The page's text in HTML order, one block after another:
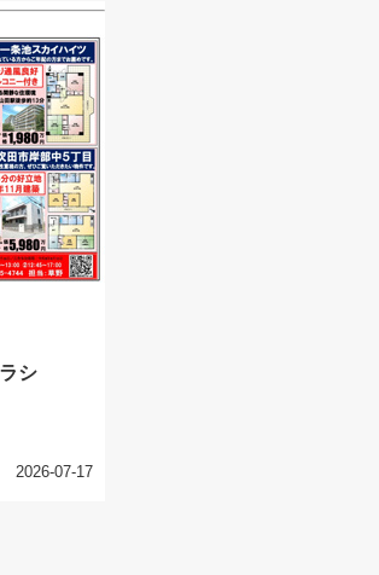
シ
2026-07-17